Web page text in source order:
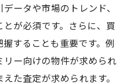
ータや市場のトレンド、
が必須です。さらに、買
することも重要です。例
リー向けの物件が求められ
た査定が求められます。